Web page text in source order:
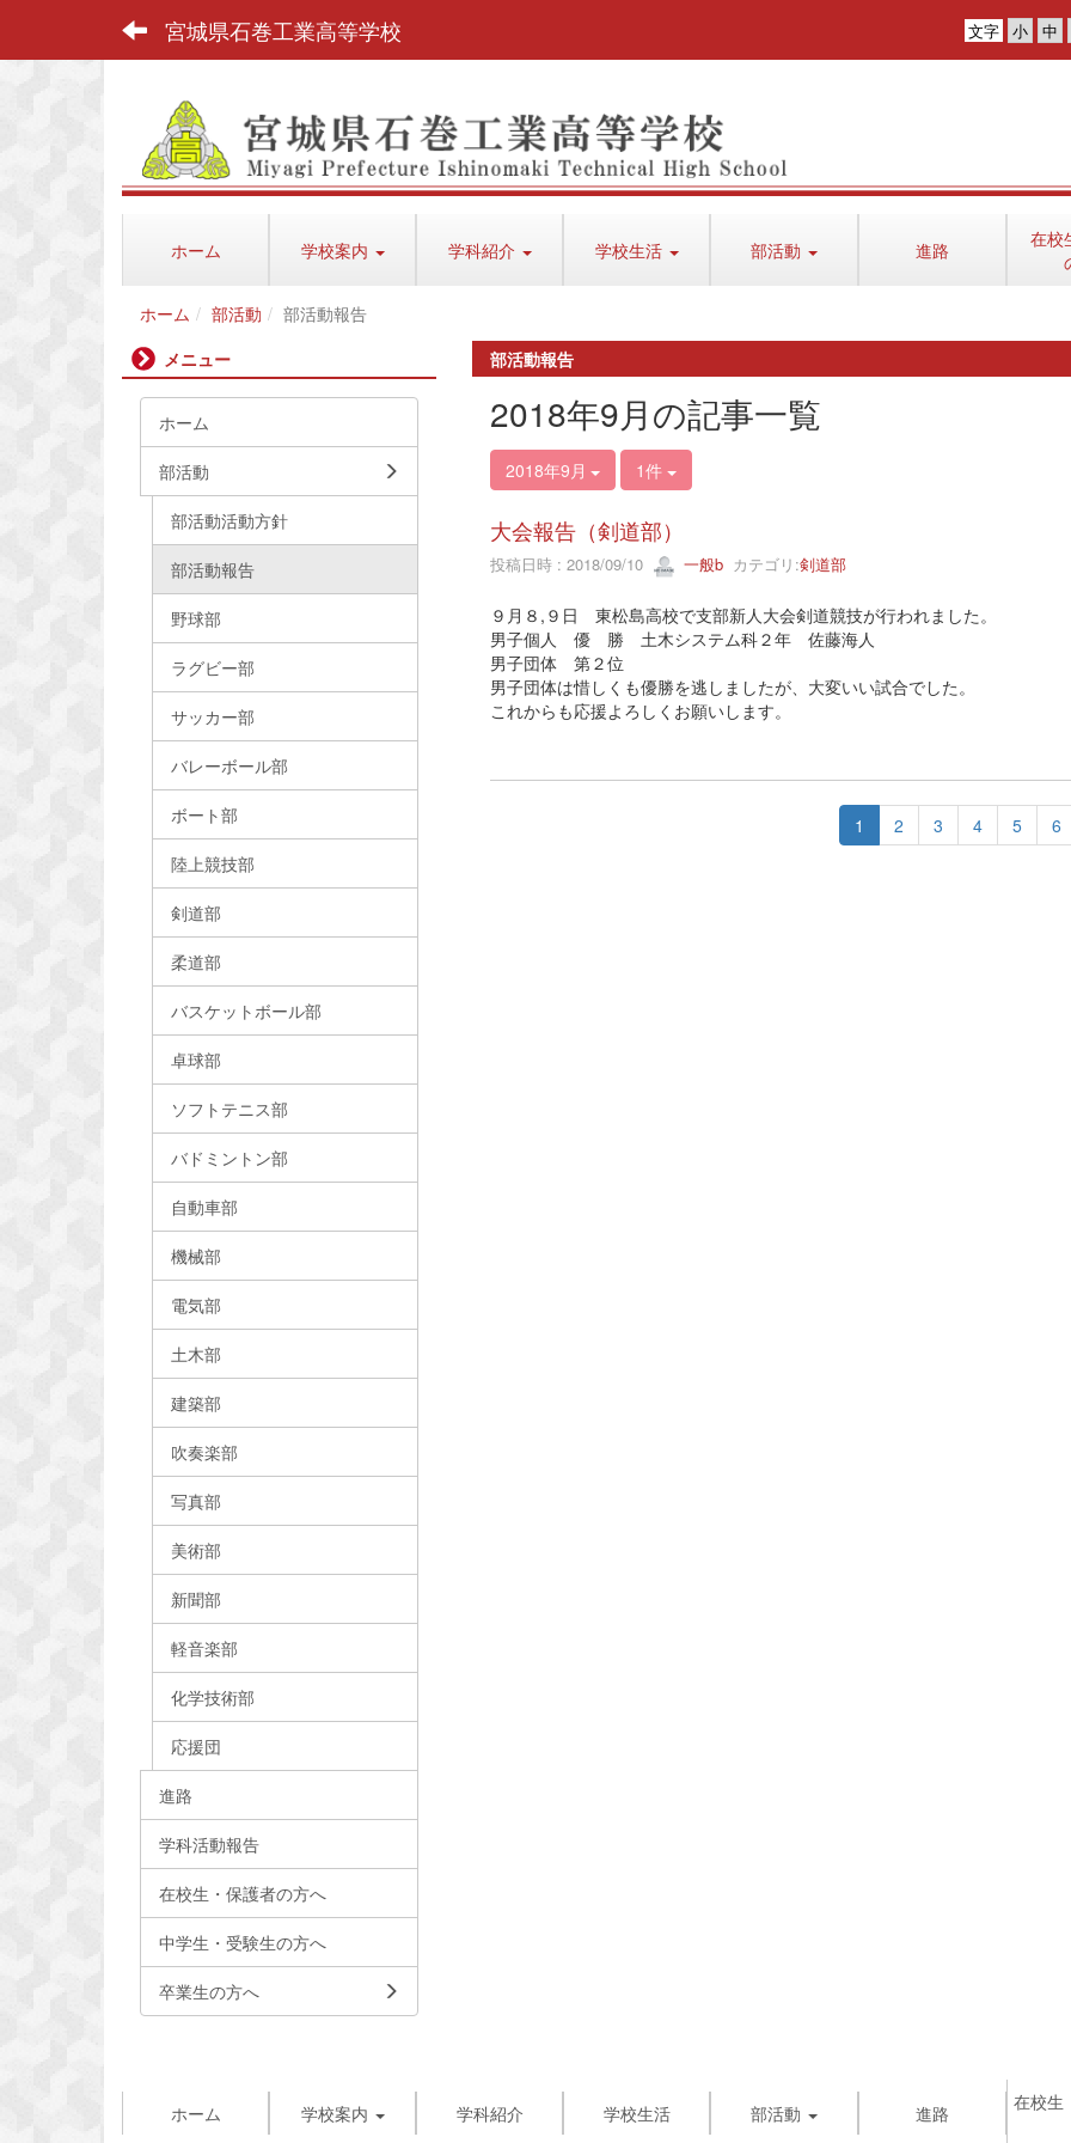
宮城県石巻工業高等学校 文字
ホーム 学校案内 学科紹介 学校生活 部活動 進路
在校
ホーム 部活動
部活動報告
部活動報告
2018年9月の記事一覧
2018年9月 1件
大会報告（剣道部）
投稿日時 : 2018/09/10 一般bカテゴリ:剣道部
９月８,９日 東松島高校で支部新人大会剣道競技が行われました。
男子個人 優 勝 土木システム科２年 佐藤海人
男子団体 第２位
男子団体は惜しくも優勝を逃しましたが、大変いい試合でした。
これからも応援よろしくお願いします。
1 2 3 4 5 6
メニュー
ホーム
部活動
部活動活動方針
部活動報告
野球部
ラグビー部
サッカー部
バレーボール部
ボート部
陸上競技部
剣道部
柔道部
バスケットボール部
卓球部
ソフトテニス部
バドミントン部
自動車部
機械部
電気部
土木部
建築部
吹奏楽部
写真部
美術部
新聞部
軽音楽部
化学技術部
応援団
進路
学科活動報告
在校生・保護者の方へ
中学生・受験生の方へ
卒業生の方へ
ホーム 学校案内 学科紹介 学校生活 部活動 進路 在校生